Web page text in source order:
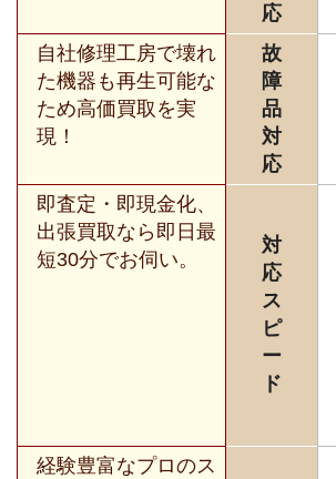
応
自社修理工房で壊れ
た機器も再生可能な
ため高価買取を実
現！
故
障
品
対
応
即査定・即現金化、
出張買取なら即日最
短30分でお伺い。
対
応
ス
ピ
ー
ド
経験豊富なプロのス